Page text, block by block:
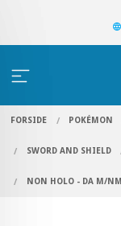
FORSIDE POKÉMON
SWORD AND SHIELD
NON HOLO - DA M/NM